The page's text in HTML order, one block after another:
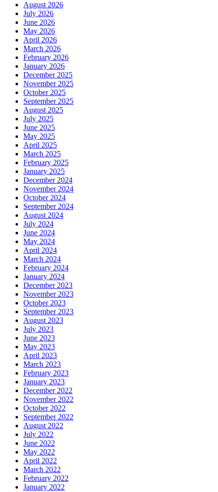
August 2026
July 2026
June 2026
May 2026
April 2026
March 2026
February 2026
January 2026
December 2025
November 2025
October 2025
September 2025
August 2025
July 2025
June 2025
May 2025
April 2025
March 2025
February 2025
January 2025
December 2024
November 2024
October 2024
September 2024
August 2024
July 2024
June 2024
May 2024
April 2024
March 2024
February 2024
January 2024
December 2023
November 2023
October 2023
September 2023
August 2023
July 2023
June 2023
May 2023
April 2023
March 2023
February 2023
January 2023
December 2022
November 2022
October 2022
September 2022
August 2022
July 2022
June 2022
May 2022
April 2022
March 2022
February 2022
January 2022